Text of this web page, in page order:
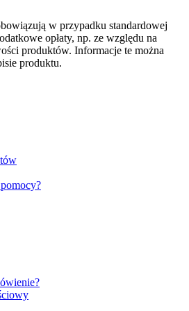
w przypadku standardowej
opłaty, np. ze względu na
produktów. Informacje te można
produktu.